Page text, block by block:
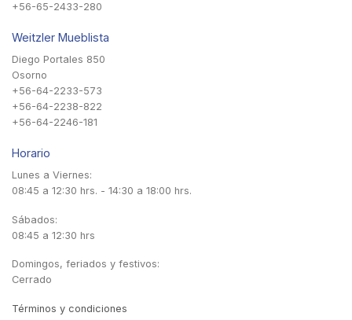
+56-65-2433-280
Weitzler Mueblista
Diego Portales 850
Osorno
+56-64-2233-573
+56-64-2238-822
+56-64-2246-181
Horario
Lunes a Viernes:
08:45 a 12:30 hrs. - 14:30 a 18:00 hrs.
Sábados:
08:45 a 12:30 hrs
Domingos, feriados y festivos:
Cerrado
Términos y condiciones